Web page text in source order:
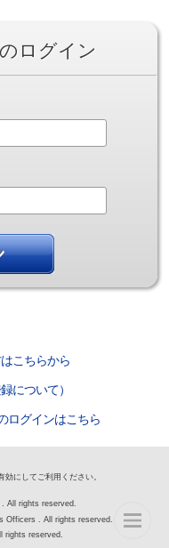
ログイン
こちらから
について）
ログインはこちら
にしてご利用ください。
All rights reserved.
Officers . All rights reserved.
reserved.